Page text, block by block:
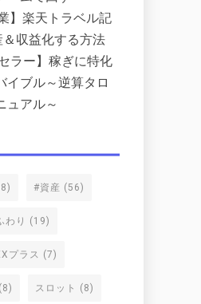
】楽天トラベル記
＆収益化する方法
ラー】稼ぎに特化
イブル～逆算タロ
ュアル～
#資産 (56)
わり (19)
プラス (7)
(8) スロット (8)